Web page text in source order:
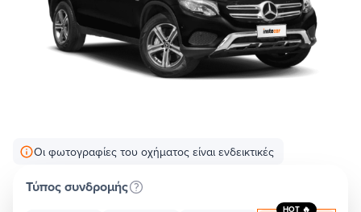
Οι φωτογραφίες του οχήματος είναι ενδεικτικές
Τύπος συνδρομής
HOT 🔥